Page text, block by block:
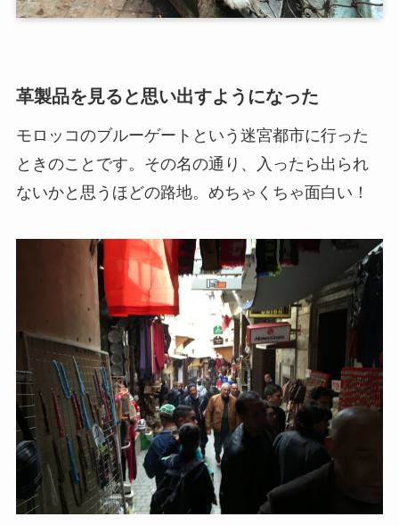
革製品を見ると思い出すようになった
モロッコのブルーゲートという迷宮都市に行った
ときのことです。その名の通り、入ったら出られ
ないかと思うほどの路地。めちゃくちゃ面白い！